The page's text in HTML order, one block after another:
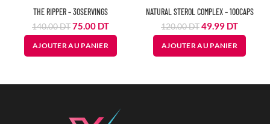
THE RIPPER – 30SERVINGS
140.00DTLe
prix
initial
était :
DT.
75.00 DTLe
prix
est :
DT.
AJOUTER AU PANIER
NATURAL STEROL COMPLEX – 100CAPS
120.00DTLe
prix
initial
était :
DT.
49.99 DTLe
prix
est :
DT.
AJOUTER AU PANIER